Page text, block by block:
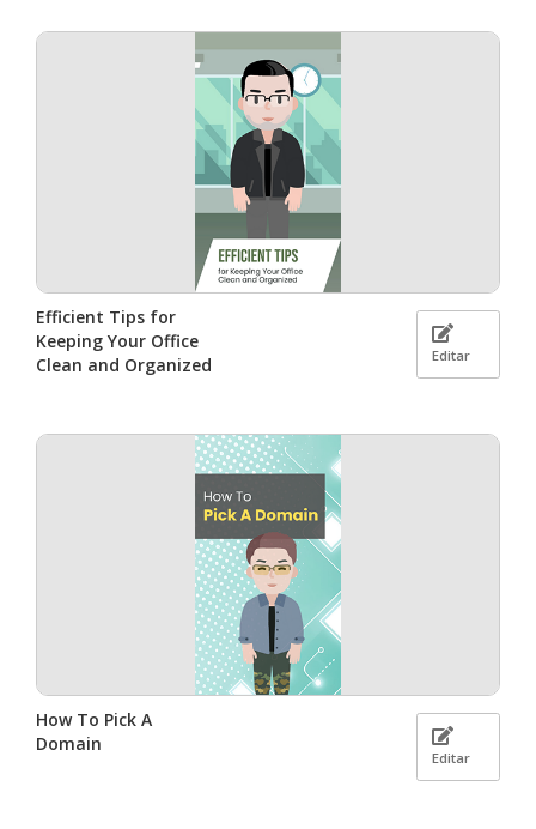
Efficient Tips for
Keeping Your Office
Clean and Organized
Editar
How To Pick A
Domain
Editar